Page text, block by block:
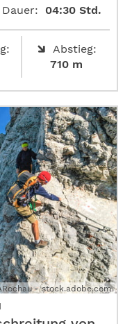
Dauer: 04:30 Std.
Abstieg:
710 m
- stock.adobe.com